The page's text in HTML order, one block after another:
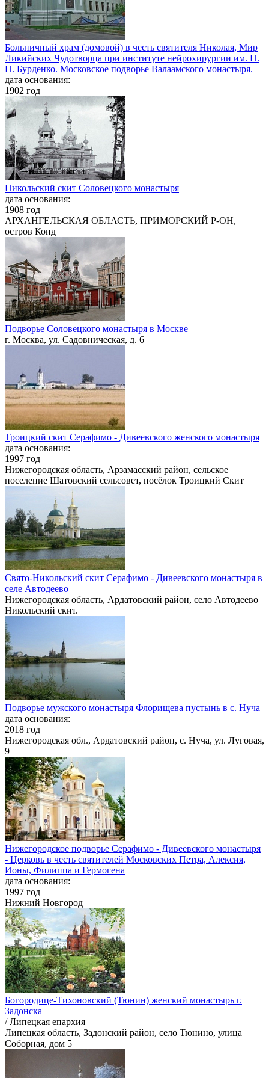
Больничный храм (домовой) в честь святителя Николая, Мир
Ликийских Чудотворца при институте нейрохирургии им. Н.
Н. Бурденко. Московское подворье Валаамского монастыря.
дата основания:
1902 год
Никольский скит Соловецкого монастыря
дата основания:
1908 год
АРХАНГЕЛЬСКАЯ ОБЛАСТЬ, ПРИМОРСКИЙ Р-ОН,
остров Конд
Подворье Соловецкого монастыря в Москве
г. Москва, ул. Садовническая, д. 6
Троицкий скит Серафимо - Дивеевского женского монастыря
дата основания:
1997 год
Нижегородская область, Арзамасский район, сельское
поселение Шатовский сельсовет, посёлок Троицкий Скит
Свято-Никольский скит Серафимо - Дивеевского монастыря в
селе Автодеево
Нижегородская область, Ардатовский район, село Автодеево
Никольский скит.
Подворье мужского монастыря Флорищева пустынь в с. Нуча
дата основания:
2018 год
Нижегородская обл., Ардатовский район, с. Нуча, ул. Луговая,
9
Нижегородское подворье Серафимо - Дивеевского монастыря
- Церковь в честь святителей Московских Петра, Алексия,
Ионы, Филиппа и Гермогена
дата основания:
1997 год
Нижний Новгород
Богородице-Тихоновский (Тюнин) женский монастырь г.
Задонска
/ Липецкая епархия
Липецкая область, Задонский район, село Тюнино, улица
Соборная, дом 5